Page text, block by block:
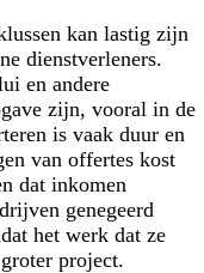
kan lastig zijn
dienstverleners.
en andere
zijn, vooral in de
is vaak duur en
van offertes kost
dat inkomen
genegeerd
het werk dat ze
project.